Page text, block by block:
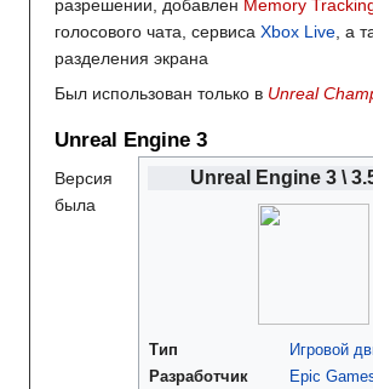
разрешении, добавлен Memory
голосового чата, сервиса Xbox Live , а
разделения экрана
Был использован только в Unreal
Unreal Engine 3
Unreal Engine 3 \
Тип Игровой
Разработчик
Epic
Версия
была